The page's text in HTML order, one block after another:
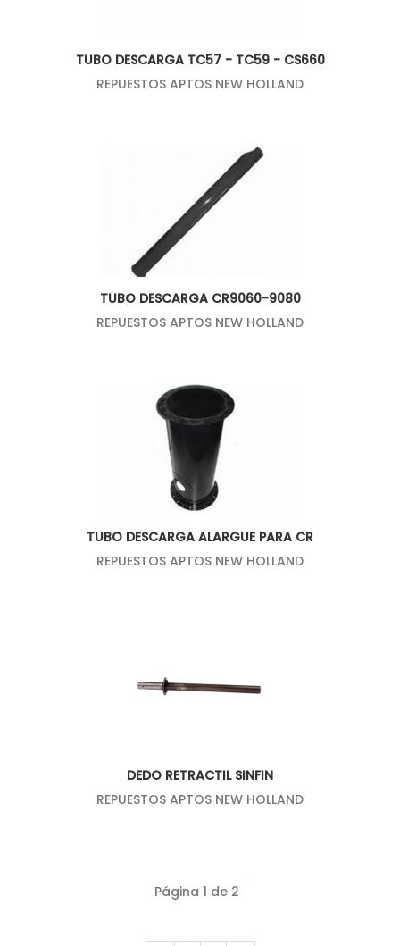
TUBO DESCARGA TC57 - TC59 - CS660
REPUESTOS APTOS NEW HOLLAND
TUBO DESCARGA CR9060-9080
REPUESTOS APTOS NEW HOLLAND
TUBO DESCARGA ALARGUE PARA CR
REPUESTOS APTOS NEW HOLLAND
DEDO RETRACTIL SINFIN
REPUESTOS APTOS NEW HOLLAND
Página 1 de 2